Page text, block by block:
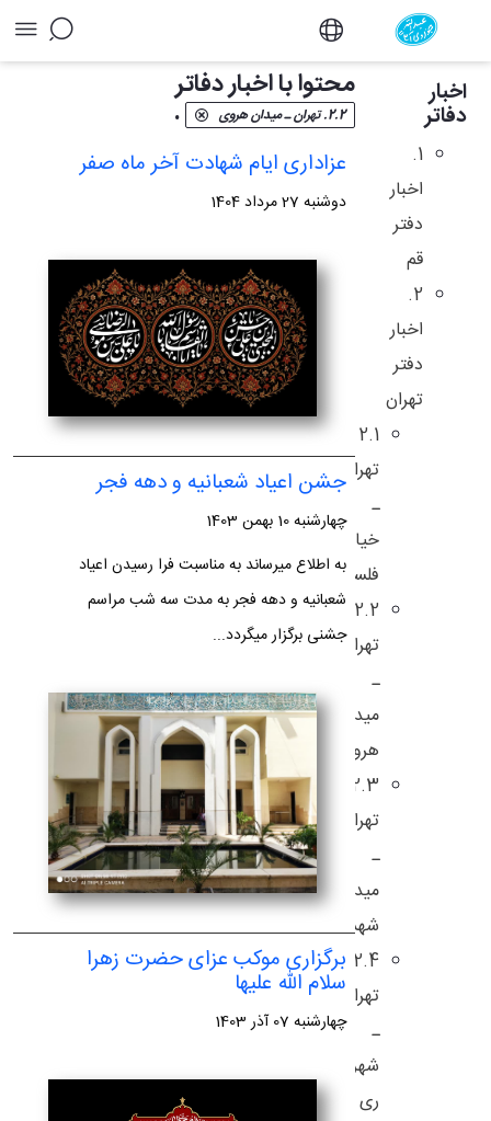
آرشیو اخبار دفاتر - دفتر
اخبار
دفاتر
1.
اخبار
دفتر
قم
2.
اخبار
دفتر
تهران
2.1
تهران
ـ
خیابان
فلسطین
تهران
ـ
میدان
هروی
تهران
ـ
میدان
شهداء
تهران
ـ
شهر
ری
محتوا با اخبار دفاتر
2.2. تهران ـ میدان هروی .
عزاداری ایام شهادت آخر ماه صفر
دوشنبه 27 مرداد 1404
جشن اعیاد شعبانیه و دهه فجر
چهارشنبه 10 بهمن 1403
به اطلاع میرساند به مناسبت فرا رسیدن اعیاد
شعبانیه و دهه فجر به مدت سه شب مراسم
جشنی برگزار میگردد...
برگزاری موکب عزای حضرت زهرا
سلام الله علیها
چهارشنبه 07 آذر 1403